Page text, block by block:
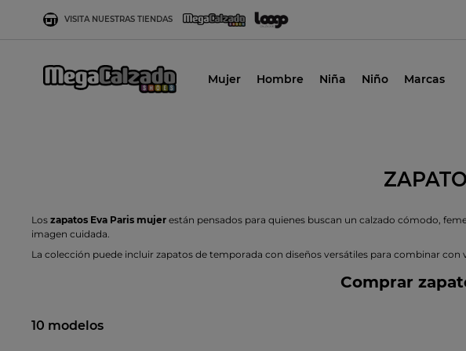
VISITA NUESTRAS TIENDAS
Mujer Hombre Niña Niño Marcas
Los zapatos Eva Paris mujer están pensados para quienes buscan un calzado cómodo,
imagen cuidada.
La colección puede incluir zapatos de temporada con diseños versátiles para combinar
Comprar
10 modelos